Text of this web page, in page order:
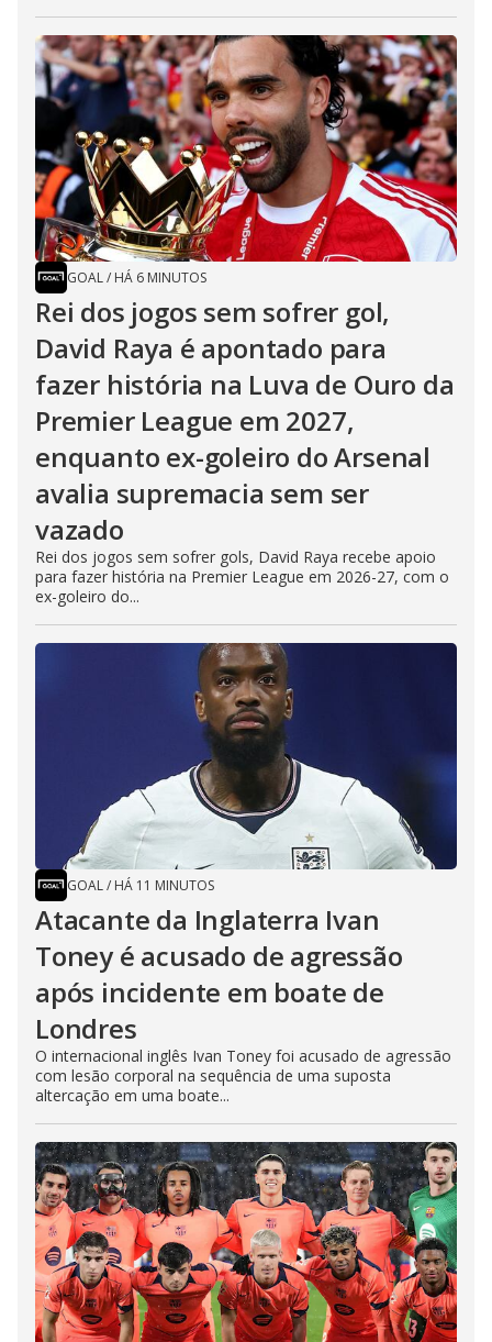
GOAL/ HÁ 6 MINUTOS
Rei dos jogos sem sofrer gol,
David Raya é apontado para
fazer história na Luva de Ouro da
Premier League em 2027,
enquanto ex-goleiro do Arsenal
avalia supremacia sem ser
vazado
Rei dos jogos sem sofrer gols, David Raya recebe apoio
para fazer história na Premier League em 2026-27, com o
ex-goleiro do...
GOAL/ HÁ 11 MINUTOS
Atacante da Inglaterra Ivan
Toney é acusado de agressão
após incidente em boate de
Londres
O internacional inglês Ivan Toney foi acusado de agressão
com lesão corporal na sequência de uma suposta
altercação em uma boate...